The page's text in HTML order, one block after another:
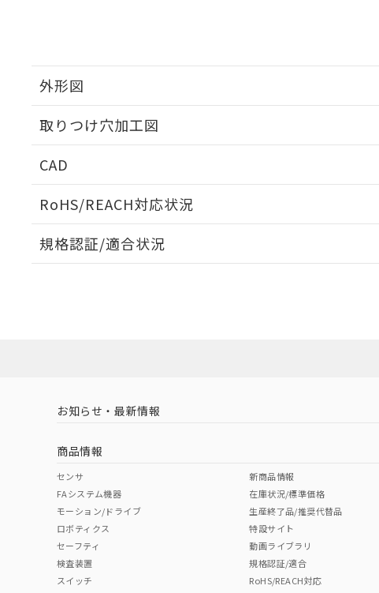
外形図
取りつけ穴加工図
CAD
RoHS/REACH対応状況
EU RoHS 注意事項・凡例
中国 RoHS 注意事項・凡例
中国 RoHS表
Pb Hg Cr(VI)
規格認証/適合状況
（イギリス
（ノルウェー
お知らせ・最新情報
商品情報
センサ
FAシステム機器
モーション/ドライブ
ロボティクス
セーフティ
検査装置
スイッチ
新商品情報
在庫状況/標準価格
生産終了品/推奨代替品
特設サイト
動画ライブラリ
規格認証/適合
RoHS/REACH対応